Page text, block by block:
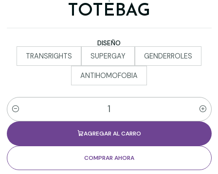
TOTEBAG
DISEÑO
TRANSRIGHTS SUPERGAY GENDERROLES
ANTIHOMOFOBIA
Cantidad
AGREGAR AL CARRO
COMPRAR AHORA